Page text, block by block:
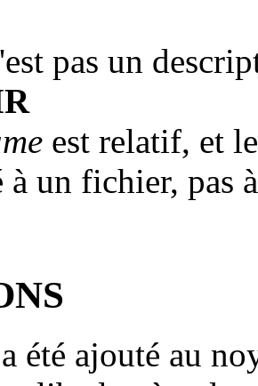
pas un
est relatif, et
à un fichier, pas
été ajouté au